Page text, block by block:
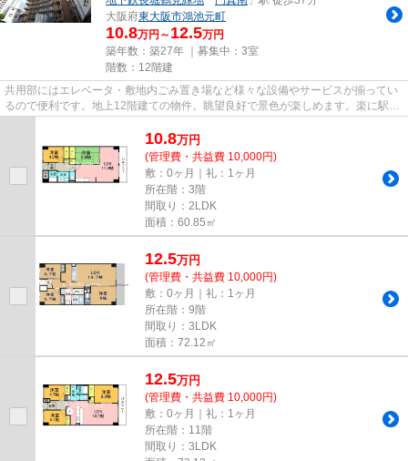
大阪府東大阪市鴻池元町
10.8万円～ 12.5万円
築年数：築27年 ｜募集中： 3室
階数：12階建
共用部にはエレベータ・敷地内ごみ置き場など様々な設備やサービスが揃ってい
るので便利です。地上12階建ての物件。眺望良好で景色が楽しめます。楽に駅へ
行きたい方には駅まで平坦な...
10.8万円
(管理費・共益費 10,000円)
敷：0ヶ月｜礼：1ヶ月
所在階：3階
間取り：2LDK
面積：60.85㎡
12.5万円
(管理費・共益費 10,000円)
敷：0ヶ月｜礼：1ヶ月
所在階：9階
間取り：3LDK
面積：72.12㎡
12.5万円
(管理費・共益費 10,000円)
敷：0ヶ月｜礼：1ヶ月
所在階：11階
間取り：3LDK